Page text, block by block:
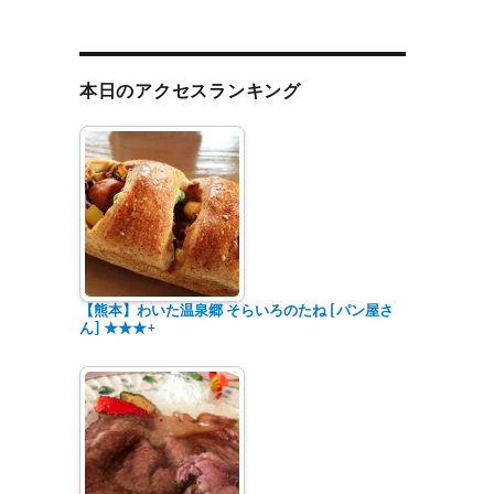
本日のアクセスランキング
【熊本】わいた温泉郷 そらいろのたね [パン屋さ
ん] ★★★+